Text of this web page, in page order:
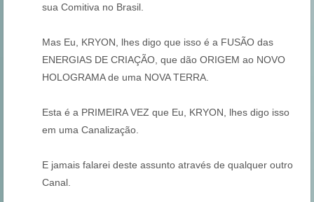
sua Comitiva no Brasil.
Mas Eu, KRYON, lhes digo que isso é a FUSÃO das
ENERGIAS DE CRIAÇÃO, que dão ORIGEM ao NOVO
HOLOGRAMA de uma NOVA TERRA.
Esta é a PRIMEIRA VEZ que Eu, KRYON, lhes digo isso
em uma Canalização.
E jamais falarei deste assunto através de qualquer outro
Canal.